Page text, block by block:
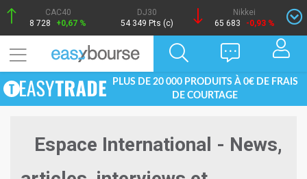
CAC40
8 728
+0,67 %
DJ30
54 349 Pts (c)
Nikkei
65 683
-0,93 %
PLUS DE 20 000 PRODUITS À 0€ DE FRAIS
DE COURTAGE
Espace International - News,